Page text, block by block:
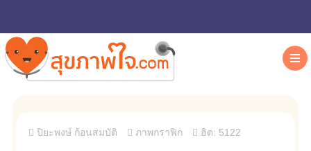
ปิยะพงษ์ ก้อนสมบัติ ภาพกราฟิก ฮิต: 5122